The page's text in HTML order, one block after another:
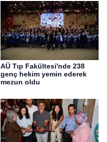
AÜ Tıp Fakültesi'nde 238
genç hekim yemin ederek
mezun oldu